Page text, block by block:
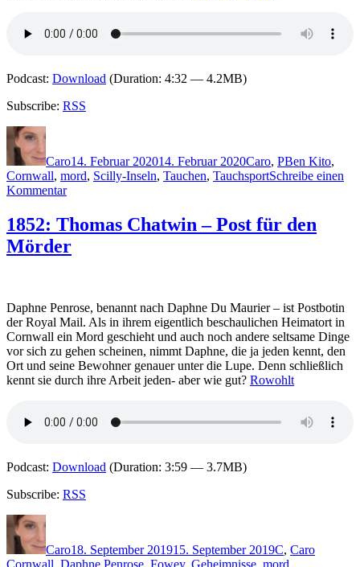
Podcast: Download (Duration: 4:32 — 4.2MB)
Subscribe: RSS
Autor
Caro14. Februar 202014. Februar 2020Caro, PBen Kito,
Cornwall, mord, Scilly-Inseln, Tauchen, TauchsportSchreibe einen
Kommentarzu
Kate
Penrose
–
Klippen
1852: Thomas Chatwin – Post für den
Mörder
Daphne Penrose, benannt nach Daphne Du Maurier – ist Postbotin
der Royal Mail. Als in ihrem eigentlich beschaulichen Heimatort in
Cornwall ein Mord geschieht und auch noch andere seltsame Dinge
vor sich zu gehen scheinen, nimmt Daphne, die ja jeden kennt, den
Ort und seine Bewohner genauer unter die Lupe. Denn schließlich
kennt sie durch ihre Arbeit jeden- aber wie gut? Rowohlt
Podcast: Download (Duration: 3:59 — 3.7MB)
Subscribe: RSS
Autor
Caro18. September 201915. September 2019C, Caro
Cornwall Daphne Penrose Fowey, Geheimnisse mord